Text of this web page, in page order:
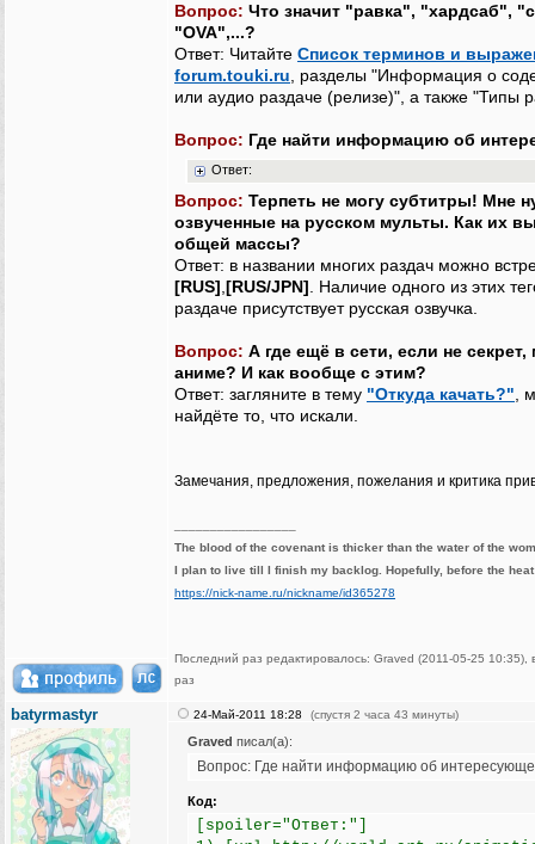
Вопрос: Что значит "равка", "хардсаб",
"OVA",...?
Ответ: Читайте Список терминов и
forum.touki.ru, разделы "Информация о
или аудио раздаче (релизе)", а также "Типы
Вопрос: Где найти информацию об
Ответ:
Вопрос: Терпеть не могу субтитры! Мне
озвученные на русском мульты. Как их
общей массы?
Ответ: в названии многих раздач можно
[RUS],[RUS/JPN]. Наличие одного из этих
раздаче присутствует русская озвучка.
Вопрос: А где ещё в сети, если не
аниме? И как вообще с этим?
Ответ: загляните в тему "Откуда качать?",
найдёте то, что искали.
Замечания, предложения, пожелания и критика
The blood of the covenant is thicker than the water of the
I plan to live till I finish my backlog. Hopefully, before the
https://nick-name.ru/nickname/id365278
Последний раз редактировалось: Graved (2011-05-25 10:35),
раз
batyrmastyr 24-Май-2011 18:28 (спустя 2 часа 43 минуты)
Graved писал(а):
Вопрос: Где найти информацию об
Код:
[spoiler="Ответ:"]